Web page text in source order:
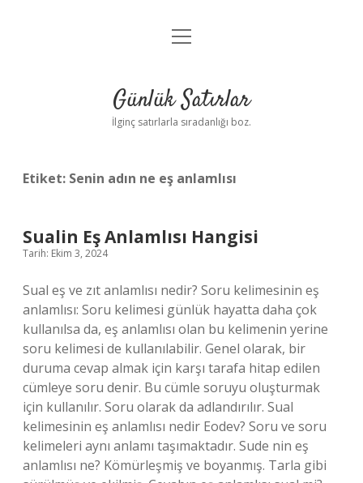
Anasayfa
Yasal Uyarı
menüyü
Günlük Satırlar
İlginç satırlarla sıradanlığı boz.
Etiket: Senin adın ne eş anlamlısı
Sualin Eş Anlamlısı Hangisi
Tarih: Ekim 3, 2024
Sual eş ve zıt anlamlısı nedir? Soru kelimesinin eş
anlamlısı: Soru kelimesi günlük hayatta daha çok
kullanılsa da, eş anlamlısı olan bu kelimenin yerine
soru kelimesi de kullanılabilir. Genel olarak, bir
duruma cevap almak için karşı tarafa hitap edilen
cümleye soru denir. Bu cümle soruyu oluşturmak
için kullanılır. Soru olarak da adlandırılır. Sual
kelimesinin eş anlamlısı nedir Eodev? Soru ve soru
kelimeleri aynı anlamı taşımaktadır. Sude nin eş
anlamlısı ne? Kömürleşmiş ve boyanmış. Tarla gibi